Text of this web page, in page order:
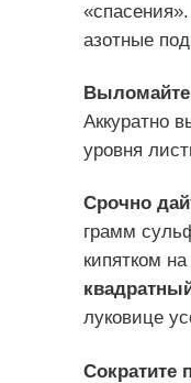
азотные
Выломайте
Аккуратно
уровня
Срочно
грамм
кипятком
луковице
Сократите